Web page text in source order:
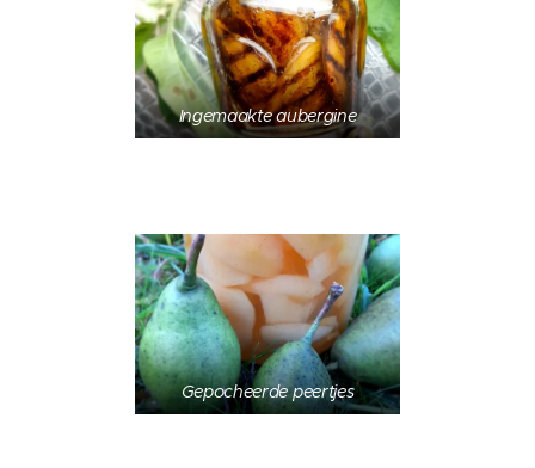
Ingemaakte aubergine
Gepocheerde peertjes